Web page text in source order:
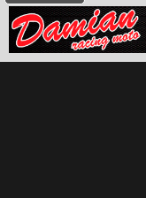
Επικοινωνία